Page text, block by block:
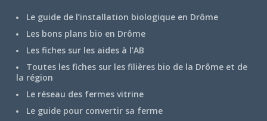
Le guide de l’installation biologique en Drôme
Les bons plans bio en Drôme
Les fiches sur les aides à l’AB
Toutes les fiches sur les filières bio de la Drôme et de
la région
Le réseau des fermes vitrine
Le guide pour convertir sa ferme